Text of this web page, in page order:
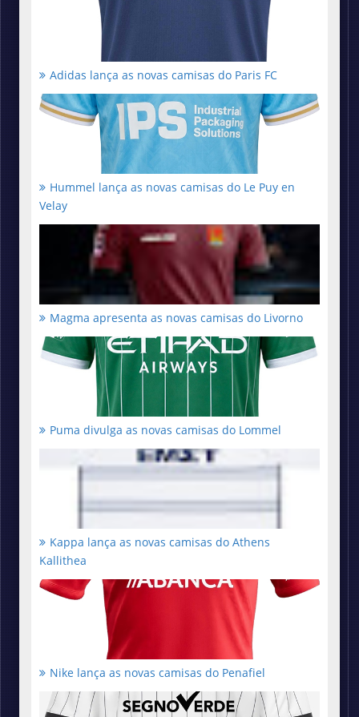
Adidas lança as novas camisas do Paris FC
Hummel lança as novas camisas do Le Puy en
Velay
Magma apresenta as novas camisas do Livorno
Puma divulga as novas camisas do Lommel
Kappa lança as novas camisas do Athens
Kallithea
Nike lança as novas camisas do Penafiel